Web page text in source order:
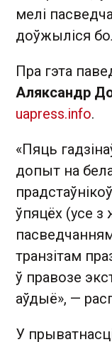
мелі
доўжыліся
Пра гэта
Аляксандр
uapress.info.
«Пяць
допыт на
ўпяцёх (усе з
транзітам
ў правозе
аўдыё», —
У